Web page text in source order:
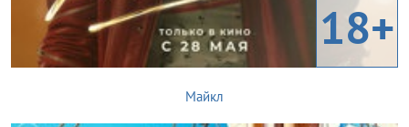
18+
Майкл